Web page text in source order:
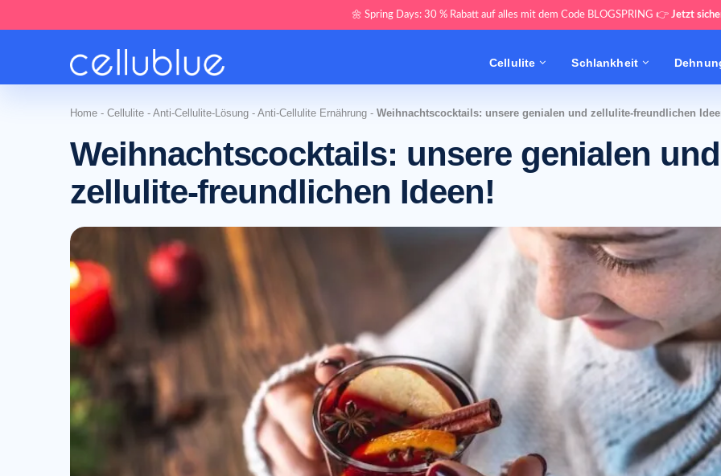
🌼 Spring Days: 30 % Rabatt auf alles mit dem Code BLOGSPRING 👉 Jetzt
Cellulite Schlankheit
Home - Cellulite - Anti-Cellulite-Lösung - Anti-Cellulite Ernährung - Weihnachtscocktails: unsere genialen und zellulite-freundlichen
Weihnachtscocktails: unsere genialen und
zellulite-freundlichen Ideen!